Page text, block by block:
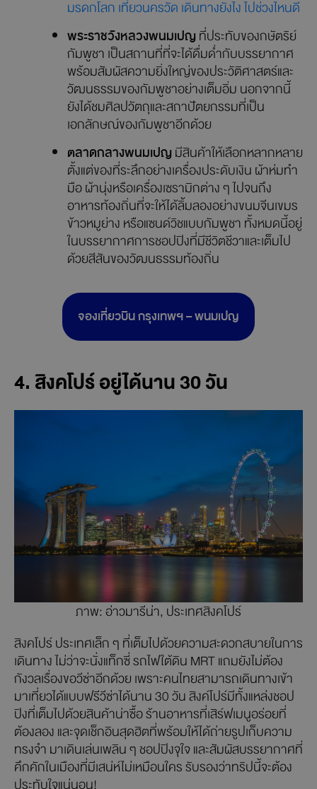
มรดกโลก เที่ยวนครวัด เดินทางยังไง ไปช่วงไหนดี
พระราชวังหลวงพนมเปญที่ประทับของกษัตริย์
กัมพูชา เป็นสถานที่ที่จะได้ดื่มด่ำกับบรรยากาศ
พร้อมสัมผัสความยิ่งใหญ่ของประวัติศาสตร์และ
วัฒนธรรมของกัมพูชาอย่างเต็มอิ่ม นอกจากนี้
ยังได้ชมศิลปวัตถุและสถาปัตยกรรมที่เป็น
เอกลักษณ์ของกัมพูชาอีกด้วย
ตลาดกลางพนมเปญมีสินค้าให้เลือกหลากหลาย
ตั้งแต่ของที่ระลึกอย่างเครื่องประดับเงิน ผ้าห่มทำ
มือ ผ้านุ่งหรือเครื่องเซรามิกต่าง ๆ ไปจนถึง
อาหารท้องถิ่นที่จะให้ได้ลิ้มลองอย่างขนมจีนเขมร
ข้าวหมูย่าง หรือแซนด์วิชแบบกัมพูชา ทั้งหมดนี้อยู่
ในบรรยากาศการชอปปิงที่มีชีวิตชีวาและเต็มไป
ด้วยสีสันของวัฒนธรรมท้องถิ่น
จองเที่ยวบิน กรุงเทพฯ – พนมเปญ
4. สิงคโปร์ อยู่ได้นาน 30 วัน
ภาพ: อ่าวมารีน่า, ประเทศสิงคโปร์
สิงคโปร์ ประเทศเล็ก ๆ ที่เต็มไปด้วยความสะดวกสบายในการ
เดินทาง ไม่ว่าจะนั่งแท็กซี่ รถไฟใต้ดิน MRT แถมยังไม่ต้อง
กังวลเรื่องขอวีซ่าอีกด้วย เพราะคนไทยสามารถเดินทางเข้า
มาเที่ยวได้แบบฟรีวีซ่าได้นาน 30 วัน สิงค์โปร์มีทั้งแหล่งชอป
ปิงที่เต็มไปด้วยสินค้าน่าซื้อ ร้านอาหารที่เสิร์ฟเมนูอร่อยที่
ต้องลอง และจุดเช็กอินสุดฮิตที่พร้อมให้ได้ถ่ายรูปเก็บความ
ทรงจำ มาเดินเล่นเพลิน ๆ ชอปปิงจุใจ และสัมผัสบรรยากาศที่
คึกคักในเมืองที่มีเสน่ห์ไม่เหมือนใคร รับรองว่าทริปนี้จะต้อง